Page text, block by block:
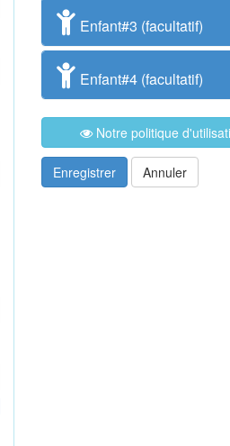
Enfant#3 (facultatif)
Enfant#4 (facultatif)
Notre politique
Enregistrer Annuler